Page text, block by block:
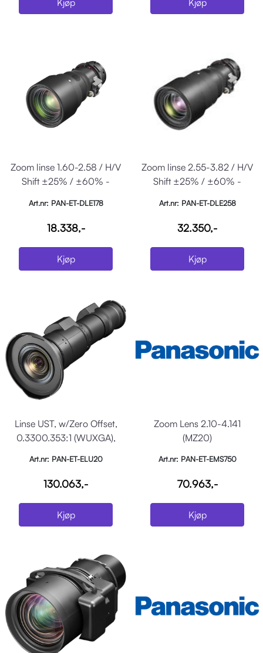
Kjøp Kjøp
Zoom linse 1.60-2.58 / H/V
Shift ±25% / ±60% -
Art.nr: PAN-ET-DLE178
18.338,-
Kjøp
Zoom linse 2.55-3.82 / H/V
Shift ±25% / ±60% -
Art.nr: PAN-ET-DLE258
32.350,-
Kjøp
Linse UST, w/Zero Offset,
0.3300.353:1 (WUXGA),
Art.nr: PAN-ET-ELU20
130.063,-
Kjøp
Zoom Lens 2.10-4.141
(MZ20)
Art.nr: PAN-ET-EMS750
70.963,-
Kjøp